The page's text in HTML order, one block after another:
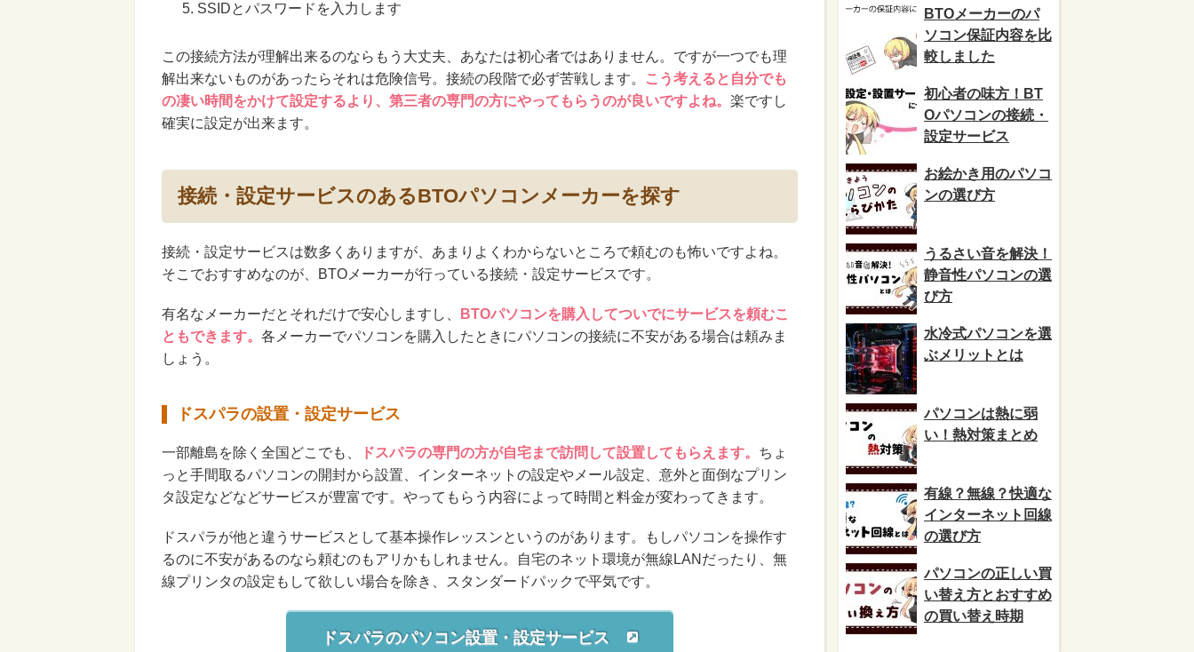
SSIDとパスワードを入力します
この接続方法が理解出来るのならもう大丈夫、あなたは初心者ではありません。ですが一つでも理
解出来ないものがあったらそれは危険信号。接続の段階で必ず苦戦します。
こう考えると自分でも
の凄い時間をかけて設定するより、第三者の専門の方にやってもらうのが良いですよね。 楽ですし
確実に設定が出来ます。
接続・設定サービスのあるBTOパソコンメーカーを探す
接続・設定サービスは数多くありますが、あまりよくわからないところで頼むのも怖いですよね。
そこでおすすめなのが、BTOメーカーが行っている接続・設定サービスです。
有名なメーカーだとそれだけで安心しますし、
BTOパソコンを購入してついでにサービスを頼むこ
ともできます。 各メーカーでパソコンを購入したときにパソコンの接続に不安がある場合は頼みま
しょう。
ドスパラの設置・設定サービス
一部離島を除く全国どこでも、 ドスパラの専門の方が自宅まで訪問して設置してもらえます。 ちょ
っと手間取るパソコンの開封から設置、インターネットの設定やメール設定、意外と面倒なプリン
タ設定などなどサービスが豊富です。やってもらう内容によって時間と料金が変わってきます。
ドスパラが他と違うサービスとして基本操作レッスンというのがあります。もしパソコンを操作す
るのに不安があるのなら頼むのもアリかもしれません。自宅のネット環境が無線LANだったり、無
線プリンタの設定もして欲しい場合を除き、スタンダードパックで平気です。
ドスパラのパソコン設置・設定サービス
BTOメーカーのパ
ソコン保証内容を比
較しました
初心者の味方！BT
Oパソコンの接続・
設定サービス
お絵かき用のパソコ
ンの選び方
うるさい音を解決！
静音性パソコンの選
び方
水冷式パソコンを選
ぶメリットとは
パソコンは熱に弱
い！熱対策まとめ
有線？無線？快適な
インターネット回線
の選び方
パソコンの正しい買
い替え方とおすすめ
の買い替え時期